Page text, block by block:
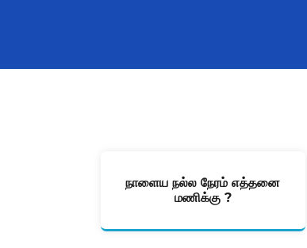
நாளைய நல்ல நேரம் எத்தனை
மணிக்கு ?